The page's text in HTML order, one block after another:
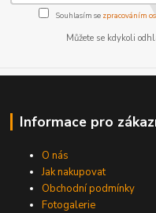
Souhlasím se zpracováním
Můžete se kdykoli
Informace pro
O nás
Jak nakupovat
Obchodní podmínky
Fotogalerie